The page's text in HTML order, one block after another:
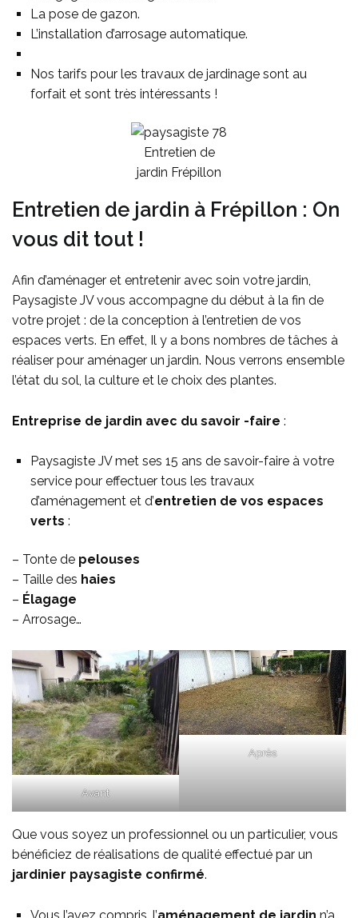
La pose de gazon.
L’installation d’arrosage automatique.
Nos tarifs pour les travaux de jardinage sont au
forfait et sont très intéressants !
Entretien de
jardin Frépillon
Entretien de jardin à Frépillon : On
vous dit tout !
Afin d’aménager et entretenir avec soin votre jardin,
Paysagiste JV vous accompagne du début à la fin de
votre projet : de la conception à l’entretien de vos
espaces verts. En effet, Il y a bons nombres de tâches à
réaliser pour aménager un jardin. Nous verrons ensemble
l’état du sol, la culture et le choix des plantes.
Entreprise de jardin avec du savoir -faire :
Paysagiste JV met ses 15 ans de savoir-faire à votre
service pour effectuer tous les travaux
d’aménagement et d’entretien de vos espaces
verts :
– Tonte de pelouses
– Taille des haies
– Élagage
– Arrosage…
Avant
Après
Que vous soyez un professionnel ou un particulier, vous
bénéficiez de réalisations de qualité effectué par un
jardinier paysagiste confirmé.